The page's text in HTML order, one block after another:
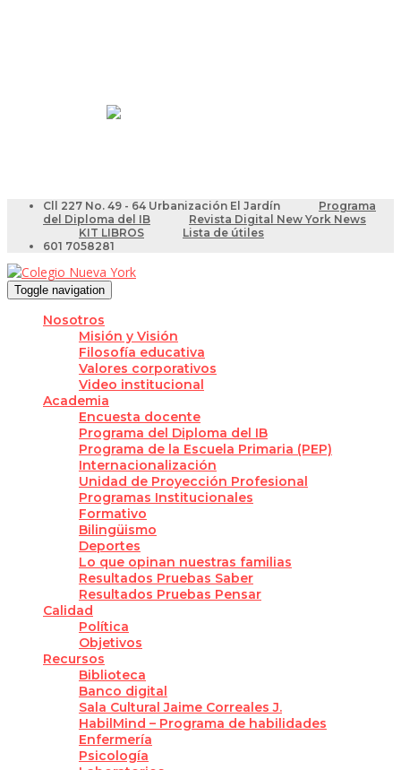
Cll 227 No. 49 - 64 Urbanización El Jardín
Programa
del Diploma del IB
Revista Digital New York News
KIT LIBROS
Lista de útiles
601 7058281
Toggle navigation
Nosotros
Misión y Visión
Filosofía educativa
Valores corporativos
Video institucional
Academia
Encuesta docente
Programa del Diploma del IB
Programa de la Escuela Primaria (PEP)
Internacionalización
Unidad de Proyección Profesional
Programas Institucionales
Formativo
Bilingüismo
Deportes
Lo que opinan nuestras familias
Resultados Pruebas Saber
Resultados Pruebas Pensar
Calidad
Política
Objetivos
Recursos
Biblioteca
Banco digital
Sala Cultural Jaime Correales J.
HabilMind – Programa de habilidades
Enfermería
Psicología